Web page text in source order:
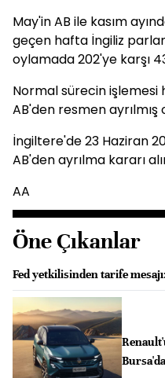
May'in AB ile kasım
geçen hafta İngiliz
oylamada 202'ye karşı
Normal sürecin
AB'den resmen ayrılmış
İngiltere'de 23 Haziran
AB'den ayrılma kararı
AA
Öne Çıkanlar
Fed yetkilisinden tarife